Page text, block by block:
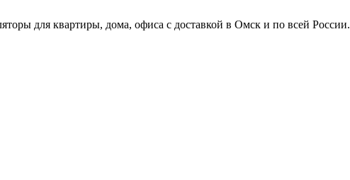
для квартиры, дома, офиса с доставкой в Омск и по всей России.